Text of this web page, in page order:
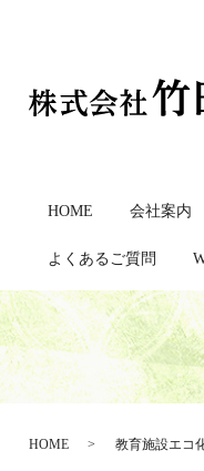
HOME 会社案内
よくあるご質問
HOME 教育施設エコ